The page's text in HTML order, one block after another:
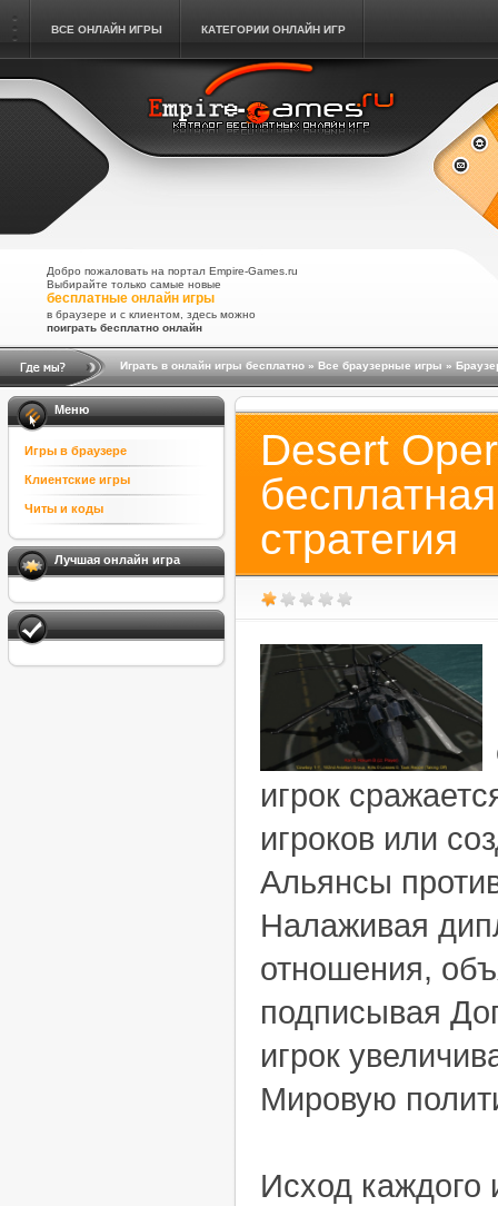
ВСЕ ОНЛАЙН ИГРЫ КАТЕГОРИИ ОНЛАЙН ИГР
Добро пожаловать на портал Empire-Games.ru
Выбирайте только самые новые
бесплатные онлайн игры
в браузере и с клиентом, здесь можно
поиграть бесплатно онлайн
Играть в онлайн игры бесплатно » Все браузерные игры »
Меню
Игры в браузере
Клиентские игры
Читы и коды
Лучшая онлайн игра
Desert
стратегия
игрок
игроков или
Альянсы
Налаживая
отношения,
подписывая
игрок
Мировую
Исход